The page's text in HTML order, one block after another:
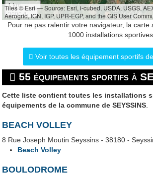
1 km
3000 ft
Tiles © Esri — Source: Esri, i-cubed, USDA, USGS,
Aerogrid, IGN, IGP, UPR-EGP, and the GIS User
Pour ne pas ralentir votre navigateur, la carte
1000 installations sportives.
Voir toutes les équipement sportifs
55 équipements sportifs à
Cette liste contient toutes les installations
équipements de la commune de SEYSSINS.
BEACH VOLLEY
8 Rue Joseph Moutin Seyssins - 38180 -
Beach Volley
BOULODROME